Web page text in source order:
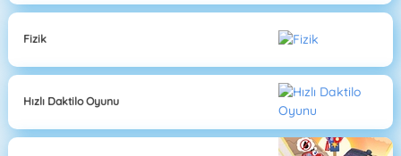
Fizik
Hızlı Daktilo Oyunu